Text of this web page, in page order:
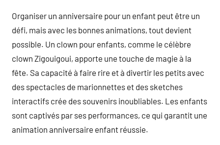
Organiser un anniversaire pour un enfant peut être un
défi, mais avec les bonnes animations, tout devient
possible. Un clown pour enfants, comme le célèbre
clown Zigouigoui, apporte une touche de magie à la
fête. Sa capacité à faire rire et à divertir les petits avec
des spectacles de marionnettes et des sketches
interactifs crée des souvenirs inoubliables. Les enfants
sont captivés par ses performances, ce qui garantit une
animation anniversaire enfant réussie.